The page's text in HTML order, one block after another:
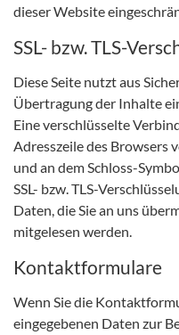
dieser Website
SSL- bzw. TLS-
Diese Seite nutzt aus
Übertragung der Inhalte
Eine verschlüsselte
Adresszeile des
und an dem Schloss-
SSL- bzw. TLS-
Daten, die Sie an uns
mitgelesen werden.
Kontaktformulare
Wenn Sie die
eingegebenen Daten zur